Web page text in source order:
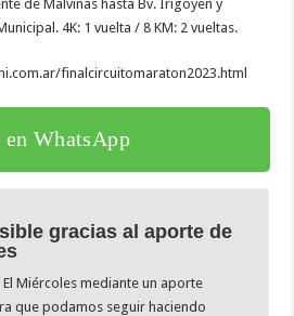
de Malvinas hasta Bv. Irigoyen y
4K: 1 vuelta / 8 KM: 2 vueltas.
finalcircuitomaraton2023.html
WhatsApp
gracias al aporte de
Miércoles mediante un aporte
que podamos seguir haciendo